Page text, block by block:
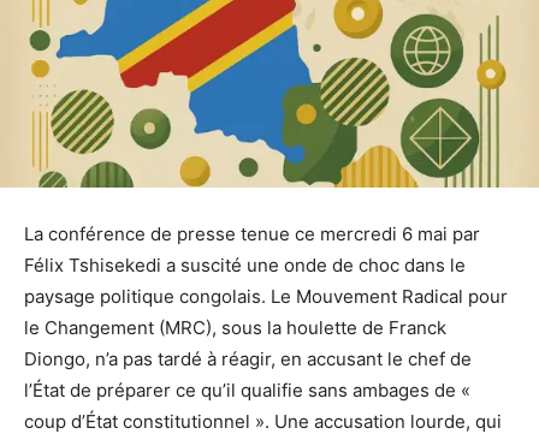
La conférence de presse tenue ce mercredi 6 mai par
Félix Tshisekedi a suscité une onde de choc dans le
paysage politique congolais. Le Mouvement Radical pour
le Changement (MRC), sous la houlette de Franck
Diongo, n’a pas tardé à réagir, en accusant le chef de
l’État de préparer ce qu’il qualifie sans ambages de «
coup d’État constitutionnel ». Une accusation lourde, qui